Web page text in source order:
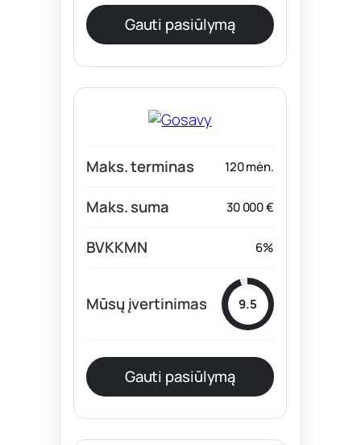
Gauti pasiūlymą
120 mėn.
30 000 €
6%
9.5
Gauti pasiūlymą